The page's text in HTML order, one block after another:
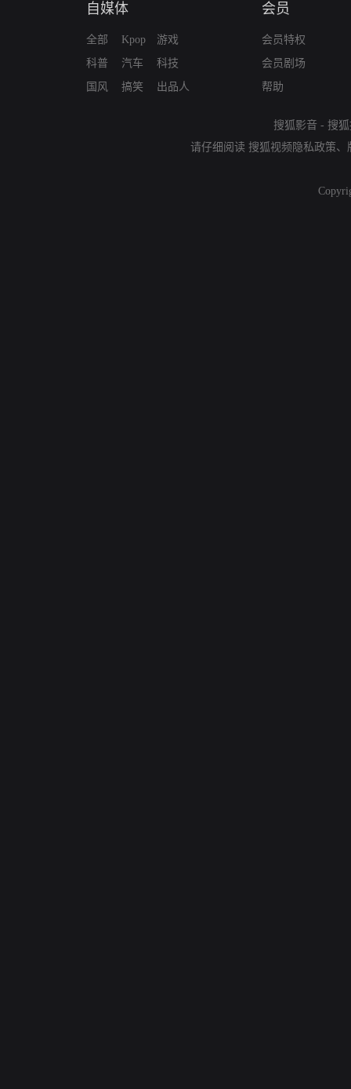
自媒体
全部
科普
国风
Kpop
汽车
搞笑
游戏
科技
出品人
会员
会员特权
会员剧场
帮助
搜狐影音 - 搜
请仔细阅读 搜狐视频隐私政策、